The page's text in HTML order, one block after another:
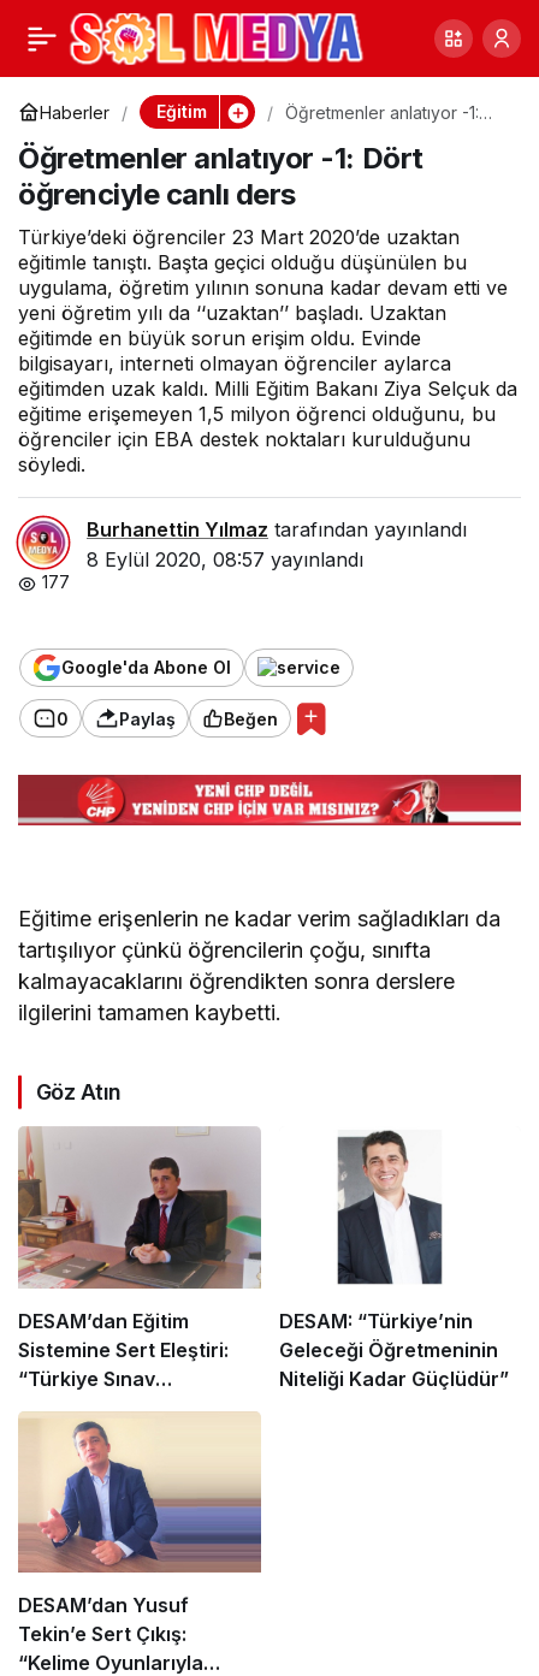
Haberler Eğitim
Öğretmenler anlatıyor -1:
Öğretmenler anlatıyor -1: Dört
öğrenciyle canlı ders
Türkiye’deki öğrenciler 23 Mart 2020’de uzaktan
eğitimle tanıştı. Başta geçici olduğu düşünülen bu
uygulama, öğretim yılının sonuna kadar devam etti ve
yeni öğretim yılı da ‘‘uzaktan’’ başladı. Uzaktan
eğitimde en büyük sorun erişim oldu. Evinde
bilgisayarı, interneti olmayan öğrenciler aylarca
eğitimden uzak kaldı. Milli Eğitim Bakanı Ziya Selçuk da
eğitime erişemeyen 1,5 milyon öğrenci olduğunu, bu
öğrenciler için EBA destek noktaları kurulduğunu
söyledi.
Burhanettin Yılmaz tarafından yayınlandı
8 Eylül 2020, 08:57 yayınlandı
177
Google'da Abone Ol
0 Paylaş Beğen
Eğitime erişenlerin ne kadar verim sağladıkları da
tartışılıyor çünkü öğrencilerin çoğu, sınıfta
kalmayacaklarını öğrendikten sonra derslere
ilgilerini tamamen kaybetti.
Göz Atın
DESAM’dan Eğitim
Sistemine Sert Eleştiri:
“Türkiye Sınav
Cumhuriyeti Değil,
Yetenek Cumhuriyeti
Olmalı”
DESAM: “Türkiye’nin
Geleceği Öğretmeninin
Niteliği Kadar Güçlüdür”
DESAM’dan Yusuf
Tekin’e Sert Çıkış:
“Kelime Oyunlarıyla
Eğitim Sen Genel
Başkanı: Yüz yüze
eğitim olmalı ama MEB
hazırlıksız
0 Paylaş